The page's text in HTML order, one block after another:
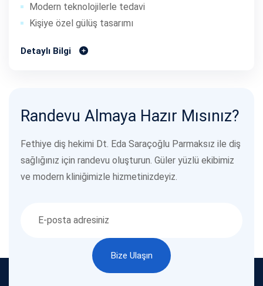
Modern teknolojilerle tedavi
Kişiye özel gülüş tasarımı
Detaylı Bilgi
Randevu Almaya Hazır Mısınız?
Fethiye diş hekimi Dt. Eda Saraçoğlu Parmaksız ile diş
sağlığınız için randevu oluşturun. Güler yüzlü ekibimiz
ve modern kliniğimizle hizmetinizdeyiz.
Bize Ulaşın